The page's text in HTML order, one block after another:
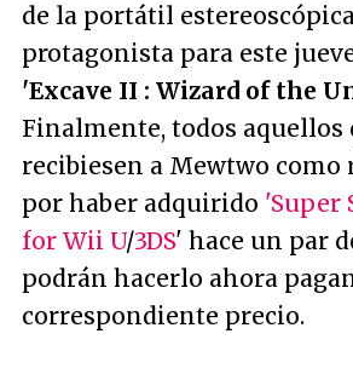
de la portátil
protagonista para este
'Excave II : Wizard of the
Finalmente, todos aquellos
recibiesen a Mewtwo como
por haber adquirido 'Super
for Wii U/3DS' hace un par
podrán hacerlo ahora
correspondiente precio.